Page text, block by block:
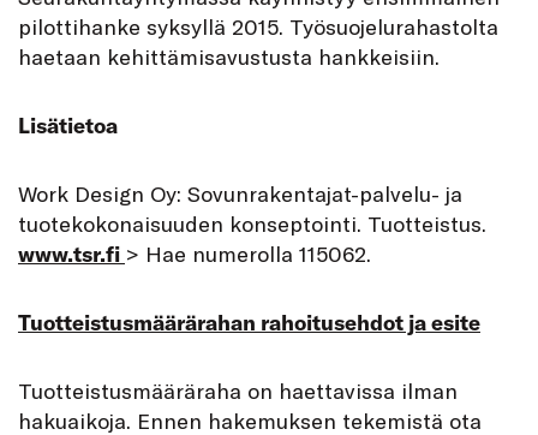
pilottihanke syksyllä 2015. Työsuojelurahastolta
haetaan kehittämisavustusta hankkeisiin.
Lisätietoa
Work Design Oy: Sovunrakentajat-palvelu- ja
tuotekokonaisuuden konseptointi. Tuotteistus.
www.tsr.fi > Hae numerolla 115062.
Tuotteistusmäärärahan rahoitusehdot ja esite
Tuotteistusmääräraha on haettavissa ilman
hakuaikoja. Ennen hakemuksen tekemistä ota